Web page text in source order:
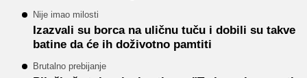
Nije imao milosti
Izazvali su borca na uličnu tuču i dobili su takve
batine da će ih doživotno pamtiti
Brutalno prebijanje